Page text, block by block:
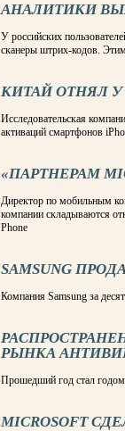
АНАЛИТИКИ
У российских
сканеры штрих-кодов.
КИТАЙ ОТНЯЛ
Исследовательская
активаций смартфонов
«ПАРТНЕРАМ
Директор по мобильным
компании складываются
Phone
SAMSUNG
Компания Samsung за
РЫНКА
Прошедший год стал годом
MICROSOFT